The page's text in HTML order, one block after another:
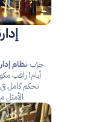
جرّب نظام
الأمثل